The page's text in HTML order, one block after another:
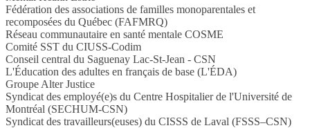
Fédération des associations de familles monoparentales et
recomposées du Québec (FAFMRQ)
Réseau communautaire en santé mentale COSME
Comité SST du CIUSS-Codim
Conseil central du Saguenay Lac-St-Jean - CSN
L'Éducation des adultes en français de base (L'ÉDA)
Groupe Alter Justice
Syndicat des employé(e)s du Centre Hospitalier de l'Université de
Montréal (SECHUM-CSN)
Syndicat des travailleurs(euses) du CISSS de Laval (FSSS–CSN)